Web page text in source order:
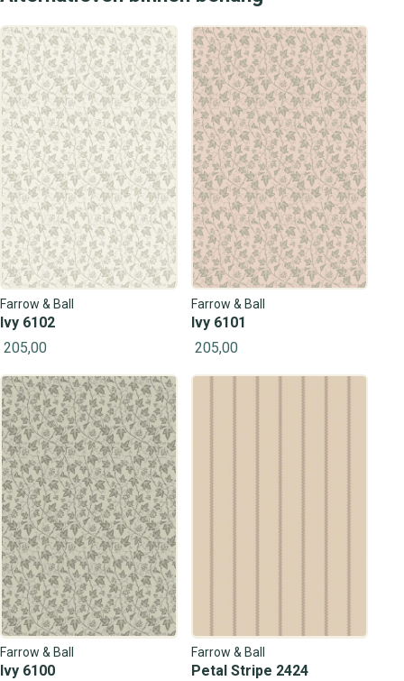
Farrow & Ball
Ivy 6102
205,00
Farrow & Ball
Ivy 6101
205,00
Farrow & Ball
Ivy 6100
Farrow & Ball
Petal Stripe 2424